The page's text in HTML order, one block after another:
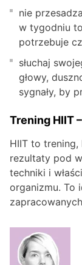
nie
w tygodniu
potrzebuje
słuchaj
głowy,
sygnały, by
Trening HIIT
HIIT to
rezultaty pod
techniki i
organizmu. To